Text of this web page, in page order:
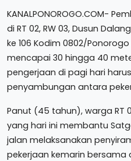
KANALPONOROGO.COM-
di RT 02, RW 03, Dusun
ke 106 Kodim 0802/
mencapai 30 hingga 40
pengerjaan di pagi hari
penyambungan antara
Panut (45 tahun), warga RT
yang hari ini membantu
jalan melaksanakan
pekerjaan kemarin bersama